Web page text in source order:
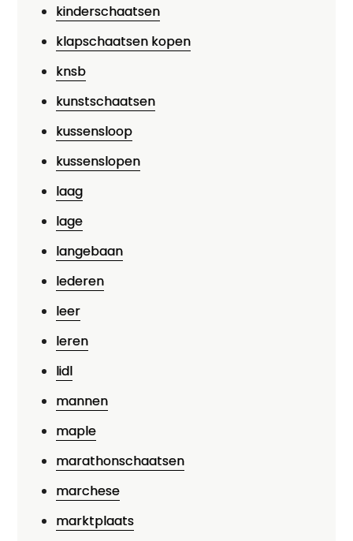
kinderschaatsen
klapschaatsen kopen
knsb
kunstschaatsen
kussensloop
kussenslopen
laag
lage
langebaan
lederen
leer
leren
lidl
mannen
maple
marathonschaatsen
marchese
marktplaats